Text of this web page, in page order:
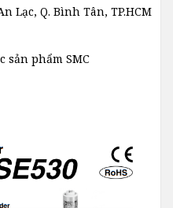
Lạc, Q. Bình Tân, TP.HCM
sản phẩm SMC